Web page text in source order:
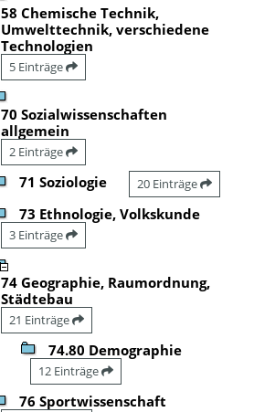
58 Chemische Technik,
Umwelttechnik, verschiedene
Technologien
5 Einträge
70 Sozialwissenschaften
allgemein
2 Einträge
71 Soziologie 20 Einträge
73 Ethnologie, Volkskunde
3 Einträge
74 Geographie, Raumordnung,
Städtebau
21 Einträge
74.80 Demographie
12 Einträge
76 Sportwissenschaft